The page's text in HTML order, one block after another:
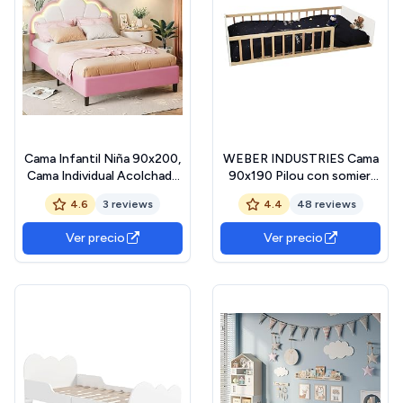
Cama Infantil Niña 90x200,
Cama Individual Acolchada
con cabecera de Cama LED,
Regulable en Altura, en
Forma de Corona, Camas de
Princesa niña 1 Persona
para niños y Adultos
4.6 3 reviews
Ver precio
WEBER INDUSTRIES Cama
90x190 Pilou con somier,
Blanco y Madera
4.4 48 reviews
Ver precio